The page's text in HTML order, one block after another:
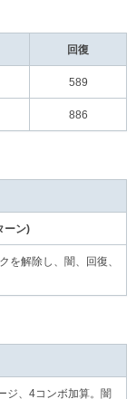
回復
589
886
ーン)
を解除し、闇、回復、
ジ、4コンボ加算。闇